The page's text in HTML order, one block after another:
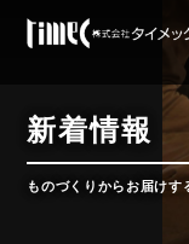
新着情報
ものづくりからお届けす